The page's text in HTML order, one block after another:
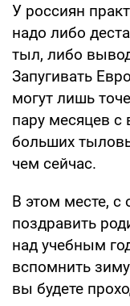
У россиян
надо либо
тыл, либо
Запугивать
могут лишь
пару месяцев
больших
чем сейчас.
В этом месте, с
поздравить
над учебным
вспомнить
вы будете